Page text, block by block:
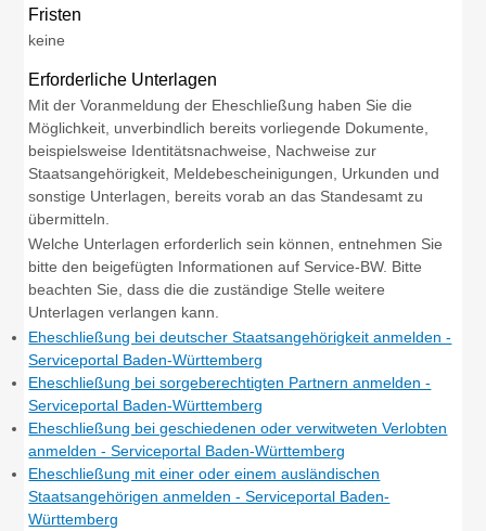
Fristen
keine
Erforderliche Unterlagen
Mit der Voranmeldung der Eheschließung haben Sie die
Möglichkeit, unverbindlich bereits vorliegende Dokumente,
beispielsweise Identitätsnachweise, Nachweise zur
Staatsangehörigkeit, Meldebescheinigungen, Urkunden und
sonstige Unterlagen, bereits vorab an das Standesamt zu
übermitteln.
Welche Unterlagen erforderlich sein können, entnehmen Sie
bitte den beigefügten Informationen auf Service-BW. Bitte
beachten Sie, dass die die zuständige Stelle weitere
Unterlagen verlangen kann.
Eheschließung bei deutscher Staatsangehörigkeit anmelden -
Serviceportal Baden-Württemberg
Eheschließung bei sorgeberechtigten Partnern anmelden -
Serviceportal Baden-Württemberg
Eheschließung bei geschiedenen oder verwitweten Verlobten
anmelden - Serviceportal Baden-Württemberg
Eheschließung mit einer oder einem ausländischen
Staatsangehörigen anmelden - Serviceportal Baden-
Württemberg